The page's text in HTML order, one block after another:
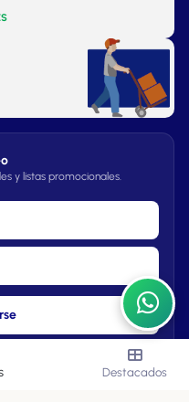
y listas promocionales.
Destacados